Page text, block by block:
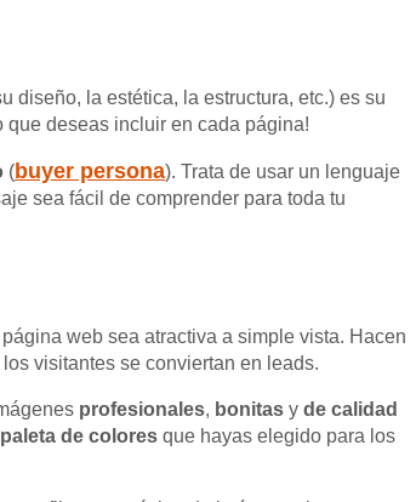
diseño, la estética, la estructura, etc.) es su
que deseas incluir en cada página!
(buyer persona). Trata de usar un lenguaje
sea fácil de comprender para toda tu
web sea atractiva a simple vista. Hacen
visitantes se conviertan en leads.
profesionales, bonitas y de calidad
de colores que hayas elegido para los